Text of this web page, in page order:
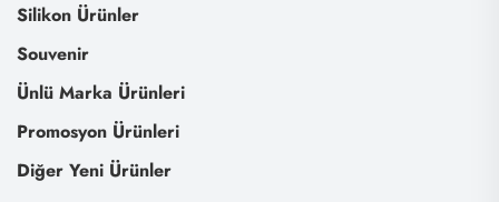
Silikon Ürünler
Souvenir
Ünlü Marka Ürünleri
Promosyon Ürünleri
Diğer Yeni Ürünler